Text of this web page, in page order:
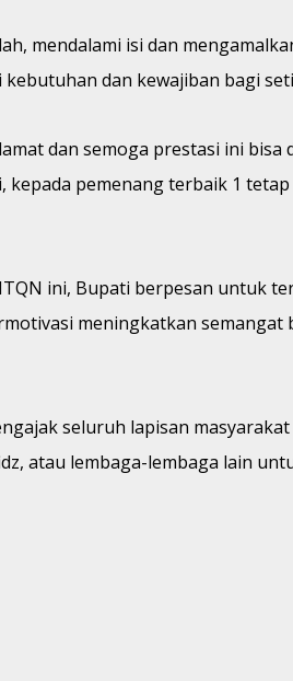
mendalami isi dan
dan kewajiban bagi
dan semoga prestasi ini
pemenang terbaik 1
ini, Bupati berpesan untuk
meningkatkan
seluruh lapisan
atau lembaga-lembaga lain